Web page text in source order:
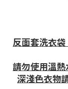
反面套洗衣
請勿使用溫
深淺色衣物